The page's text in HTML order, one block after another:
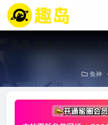
觅圈 鱼神 趣岛
鱼神